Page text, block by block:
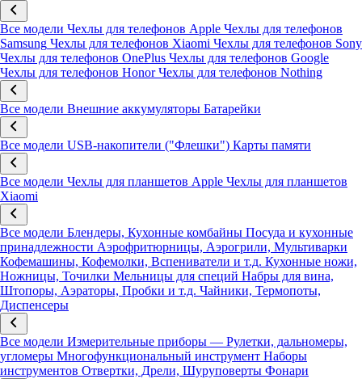
Все модели Чехлы для телефонов Apple Чехлы для телефонов
Samsung Чехлы для телефонов Xiaomi Чехлы для телефонов Sony
Чехлы для телефонов OnePlus Чехлы для телефонов Google
Чехлы для телефонов Honor Чехлы для телефонов Nothing
Все модели Внешние аккумуляторы Батарейки
Все модели USB-накопители ("Флешки") Карты памяти
Все модели Чехлы для планшетов Apple Чехлы для планшетов
Xiaomi
Все модели Блендеры, Кухонные комбайны Посуда и кухонные
принадлежности Аэрофритюрницы, Аэрогрили, Мультиварки
Кофемашины, Кофемолки, Вспениватели и т.д. Кухонные ножи,
Ножницы, Точилки Мельницы для специй Набры для вина,
Штопоры, Аэраторы, Пробки и т.д. Чайники, Термопоты,
Диспенсеры
Все модели Измерительные приборы — Рулетки, дальномеры,
угломеры Многофункциональный инструмент Наборы
инструментов Отвертки, Дрели, Шуруповерты Фонари